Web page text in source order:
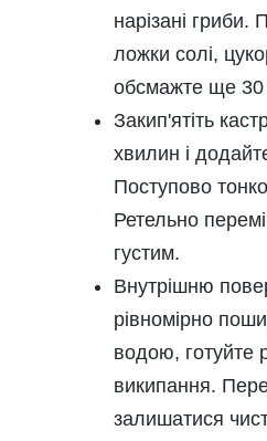
нарізані
ложки солі,
обсмажте ще 30
Закип'ятіть
хвилин і
Поступово
Ретельно
густим.
Внутрішню
рівномірно
водою, готуйте
википання.
залишатися